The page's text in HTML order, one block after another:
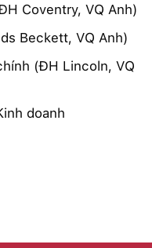
Coventry, VQ Anh)
Beckett, VQ Anh)
(ĐH Lincoln, VQ
doanh